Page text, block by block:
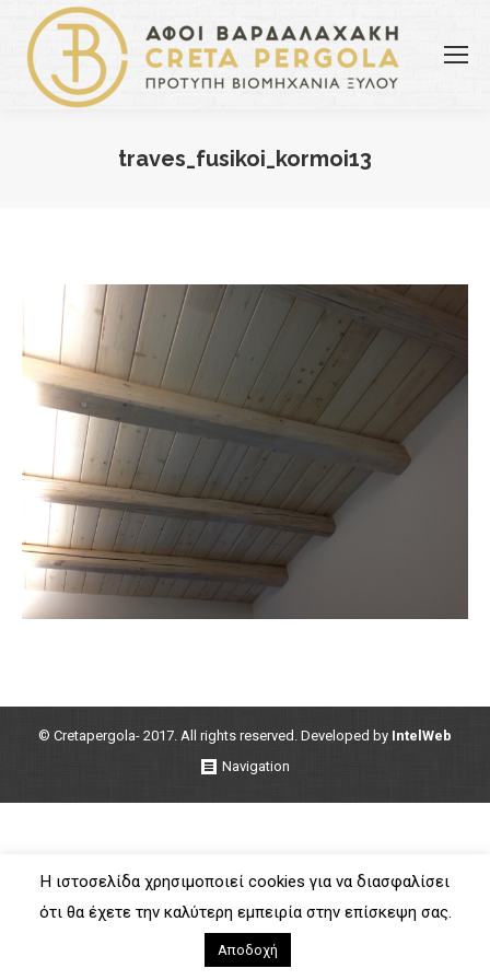
traves_fusikoi_kormoi13
© Cretapergola- 2017. All rights reserved. Developed by IntelWeb
Navigation
Η ιστοσελίδα χρησιμοποιεί cookies για να διασφαλίσει
ότι θα έχετε την καλύτερη εμπειρία στην επίσκεψη σας.
Αποδοχή